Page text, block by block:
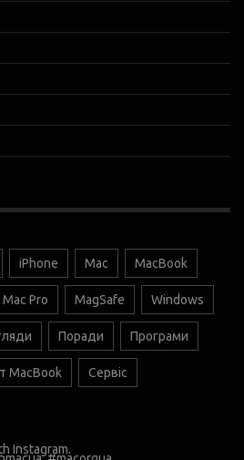
iPhone Mac MacBook
Mac Pro MagSafe Windows
Поради Програми
MacBook Сервіс
Instagram.